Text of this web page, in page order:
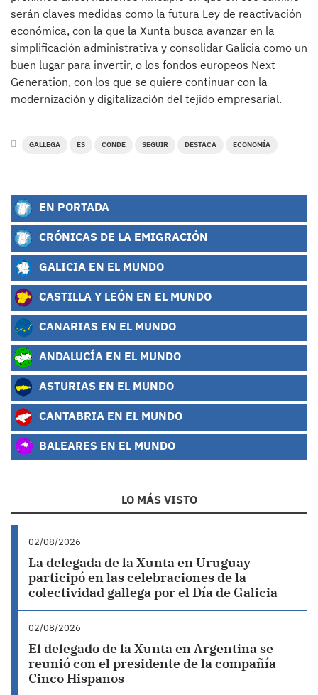
serán claves medidas como la futura Ley de reactivación
económica, con la que la Xunta busca avanzar en la
simplificación administrativa y consolidar Galicia como un
buen lugar para invertir, o los fondos europeos Next
Generation, con los que se quiere continuar con la
modernización y digitalización del tejido empresarial.
GALLEGA ES CONDE SEGUIR DESTACA ECONOMÍA
EN PORTADA
CRÓNICAS DE LA EMIGRACIÓN
GALICIA EN EL MUNDO
CASTILLA Y LEÓN EN EL MUNDO
CANARIAS EN EL MUNDO
ANDALUCÍA EN EL MUNDO
ASTURIAS EN EL MUNDO
CANTABRIA EN EL MUNDO
BALEARES EN EL MUNDO
LO MÁS VISTO
02/08/2026
La delegada de la Xunta en Uruguay
participó en las celebraciones de la
colectividad gallega por el Día de Galicia
02/08/2026
El delegado de la Xunta en Argentina se
reunió con el presidente de la compañía
Cinco Hispanos